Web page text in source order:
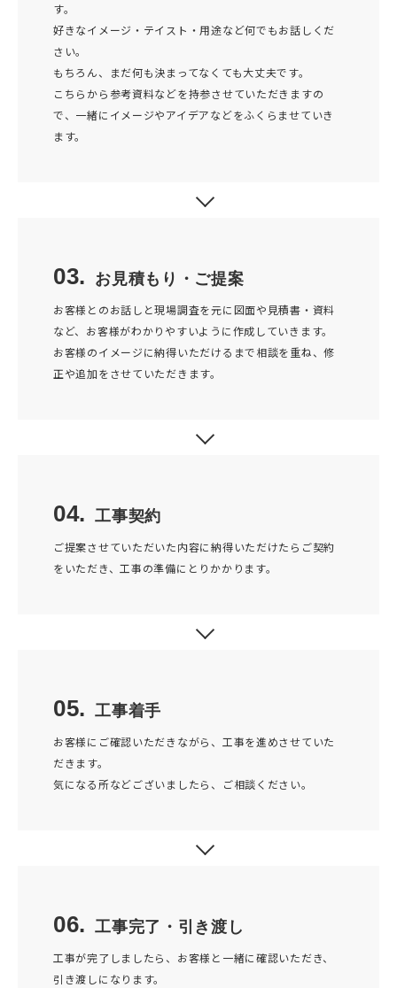
す。
好きなイメージ・テイスト・用途など何でもお話しくだ
さい。
もちろん、まだ何も決まってなくても大丈夫です。
こちらから参考資料などを持参させていただきますの
で、一緒にイメージやアイデアなどをふくらませていき
ます。
03. お見積もり・ご提案
お客様とのお話しと現場調査を元に図面や見積書・資料
など、お客様がわかりやすいように作成していきます。
お客様のイメージに納得いただけるまで相談を重ね、修
正や追加をさせていただきます。
04. 工事契約
ご提案させていただいた内容に納得いただけたらご契約
をいただき、工事の準備にとりかかります。
05. 工事着手
お客様にご確認いただきながら、工事を進めさせていた
だきます。
気になる所などございましたら、ご相談ください。
06. 工事完了・引き渡し
工事が完了しましたら、お客様と一緒に確認いただき、
引き渡しになります。